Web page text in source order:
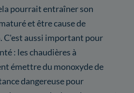
pourrait entraîner son
et être cause de
C'est aussi important pour
: les chaudières à
émettre du monoxyde de
dangereuse pour